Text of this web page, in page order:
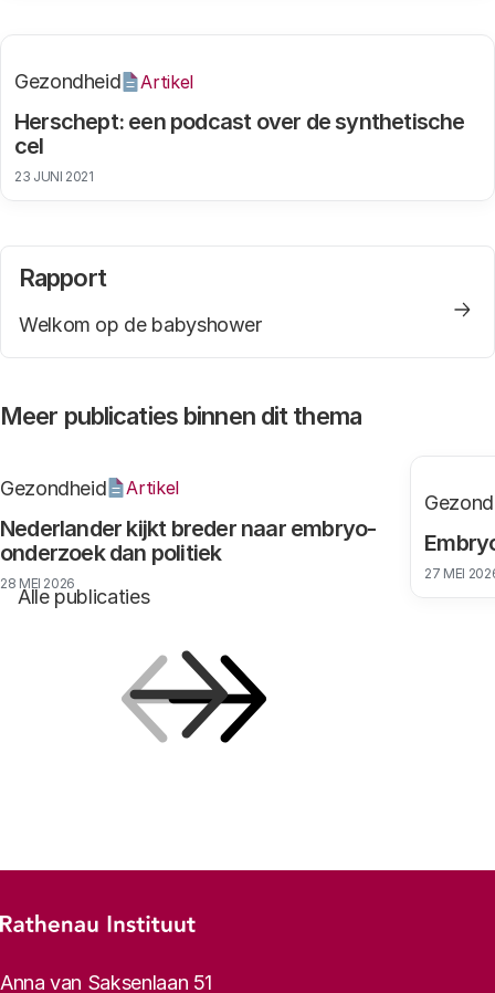
Herschept: een podcast over de synthetische
cel
Gezondheid Artikel
23 JUNI 2021
Rapport
Welkom op de babyshower
Meer publicaties binnen dit thema
Alle publicaties
Nederlander kijkt breder naar embryo-
onderzoek dan politiek
Gezondheid Artikel
28 MEI 2026
27 MEI
Footer-menu
Rathenau logo, naar de homepage
Contactinformatie
Anna van Saksenlaan 51